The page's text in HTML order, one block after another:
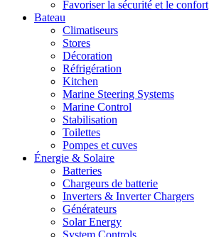
Favoriser la sécurité et le confort
Bateau
Climatiseurs
Stores
Décoration
Réfrigération
Kitchen
Marine Steering Systems
Marine Control
Stabilisation
Toilettes
Pompes et cuves
Énergie & Solaire
Batteries
Chargeurs de batterie
Inverters & Inverter Chargers
Générateurs
Solar Energy
System Controls